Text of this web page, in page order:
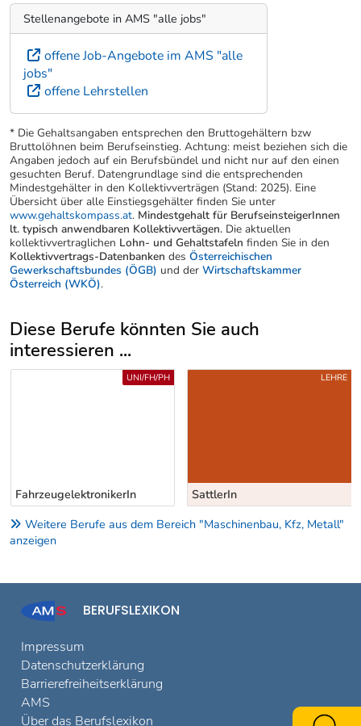
Stellenangebote in AMS "alle jobs"
offene Job-Angebote im AMS "alle
jobs"
offene Lehrstellen
* Die Gehaltsangaben entsprechen den Bruttogehältern bzw
Bruttolöhnen beim Berufseinstieg. Achtung: meist beziehen sich die
Angaben jedoch auf ein Berufsbündel und nicht nur auf den einen
gesuchten Beruf. Datengrundlage sind die entsprechenden
Mindestgehälter in den Kollektivverträgen (Stand: 2025). Eine
Übersicht über alle Einstiegsgehälter finden Sie unter
www.gehaltskompass.at. Mindestgehalt für BerufseinsteigerInnen
lt. typisch anwendbaren Kollektivvertägen. Die aktuellen
kollektivvertraglichen Lohn- und Gehaltstafeln finden Sie in den
Kollektivvertrags-Datenbanken des Österreichischen
Gewerkschaftsbundes (ÖGB) und der Wirtschaftskammer
Österreich (WKÖ).
Diese Berufe könnten Sie auch
interessieren ...
Uber weitere Berufsvorschläge
FahrzeugelektronikerIn
UNI/FH/PH
SattlerIn
LEHRE
Weitere Berufe aus dem Bereich "Maschinenbau, Kfz, Metall"
anzeigen
BERUFSLEXIKON
Impressum
Datenschutzerklärung
Barrierefreiheitserklärung
AMS
Über das Berufslexikon